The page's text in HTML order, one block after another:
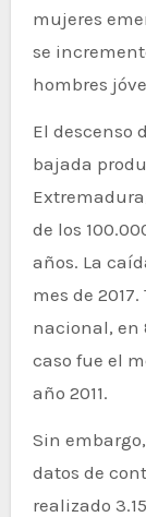
mujeres
se
hombres
El descenso
bajada
de los
años. La
mes de
nacional, en
caso fue el
año 2011.
Sin
datos de
realizado